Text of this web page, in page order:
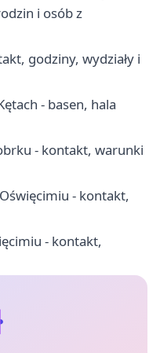
i osób z
godziny, wydziały i
- basen, hala
- kontakt, warunki
- kontakt,
- kontakt,